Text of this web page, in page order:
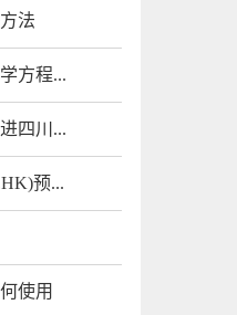
法
方程...
四川...
预...
使用